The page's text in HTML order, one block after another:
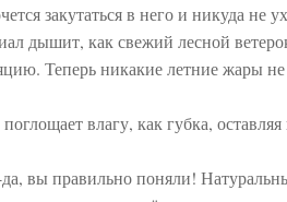
закутаться в него и никуда не
дышит, как свежий лесной
Теперь никакие летние жары не
влагу, как губка, оставляя
вы правильно поняли!